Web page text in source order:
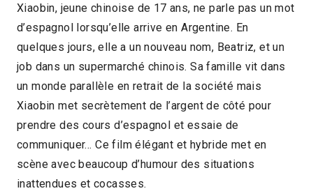
Nele Wohlatz Argentine 2016
1h05
2017 > Découvertes Fiction
Xiaobin, jeune chinoise de 17 ans, ne parle pas un mot
d’espagnol lorsqu’elle arrive en Argentine. En
quelques jours, elle a un nouveau nom, Beatriz, et un
job dans un supermarché chinois. Sa famille vit dans
un monde parallèle en retrait de la société mais
Xiaobin met secrètement de l’argent de côté pour
prendre des cours d’espagnol et essaie de
communiquer… Ce film élégant et hybride met en
scène avec beaucoup d’humour des situations
inattendues et cocasses.